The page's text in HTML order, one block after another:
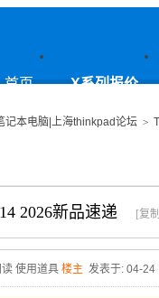
首页 X系列报价
记本电脑|上海thinkpad论坛 >
2026新品速递 [复
使用道具 楼主 发表于: 04-24